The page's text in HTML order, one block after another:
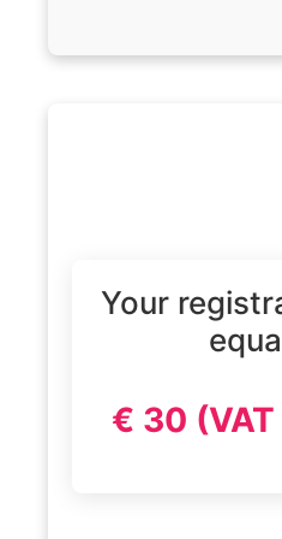
Your
€ 30